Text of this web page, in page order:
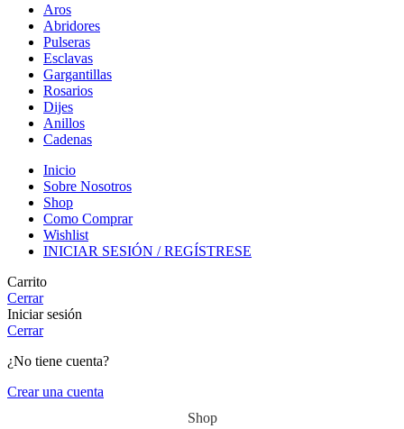
Aros
Abridores
Pulseras
Esclavas
Gargantillas
Rosarios
Dijes
Anillos
Cadenas
Inicio
Sobre Nosotros
Shop
Como Comprar
Wishlist
INICIAR SESIÓN / REGÍSTRESE
Carrito
Cerrar
Iniciar sesión
Cerrar
¿No tiene cuenta?
Crear una cuenta
Shop